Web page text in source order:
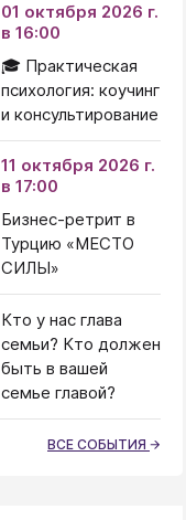
01 октября 2026 г.
в 16:00
🎓 Практическая
психология: коучинг
и консультирование
11 октября 2026 г.
в 17:00
Бизнес-ретрит в
Турцию «МЕСТО
СИЛЫ»
Кто у нас глава
семьи? Кто должен
быть в вашей
семье главой?
ВСЕ СОБЫТИЯ